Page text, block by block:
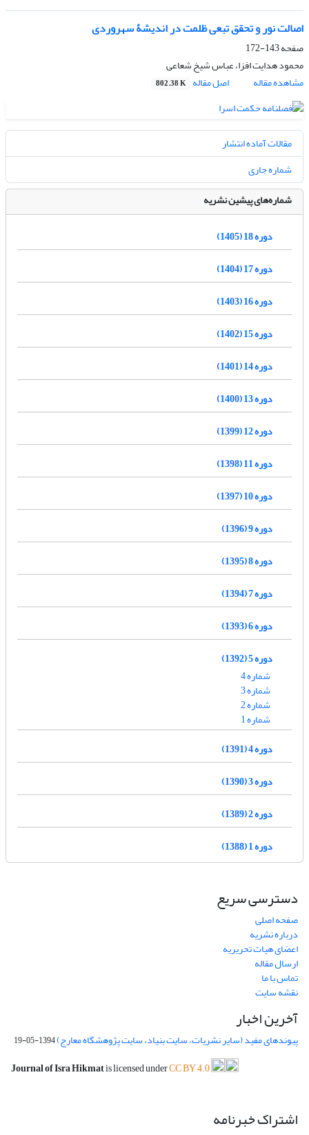
اصالت نور و تحقق تبعی ظلمت در اندیشۀ سهروردی
صفحه143-172
محمود هدایت افزا، عباس شیخ شعاعی
مشاهده مقاله
اصل مقاله 802.38 K
مقالات آماده انتشار
شماره جاری
شماره‌های پیشین نشریه
دوره 18 (1405)
دوره 17 (1404)
دوره 16 (1403)
دوره 15 (1402)
دوره 14 (1401)
دوره 13 (1400)
دوره 12 (1399)
دوره 11 (1398)
دوره 10 (1397)
دوره 9 (1396)
دوره 8 (1395)
دوره 7 (1394)
دوره 6 (1393)
دوره 5 (1392)
شماره 4
شماره 3
شماره 2
شماره 1
دوره 4 (1391)
دوره 3 (1390)
دوره 2 (1389)
دوره 1 (1388)
دسترسی سریع
صفحه اصلی
درباره نشریه
اعضای هیات تحریریه
ارسال مقاله
تماس با ما
نقشه سایت
آخرین اخبار
پیوندهای مفید (سایر نشریات، سایت بنیاد، سایت پژوهشگاه معارج)1394-05-19
Journal of Isra Hikmatis licensed underCC BY 4.0
اشتراک خبرنامه